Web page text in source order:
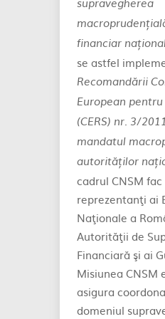
supravegherea
financiar național
se astfel
Recomandării
European pentru
(CERS) nr. 3/
mandatul
autorităților
cadrul CNSM
reprezentanţi ai
Naţionale a
Autorităţii de
Financiară şi ai
Misiunea CNSM
asigura
domeniul